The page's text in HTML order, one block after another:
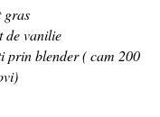
vanilie
blender ( cam 200